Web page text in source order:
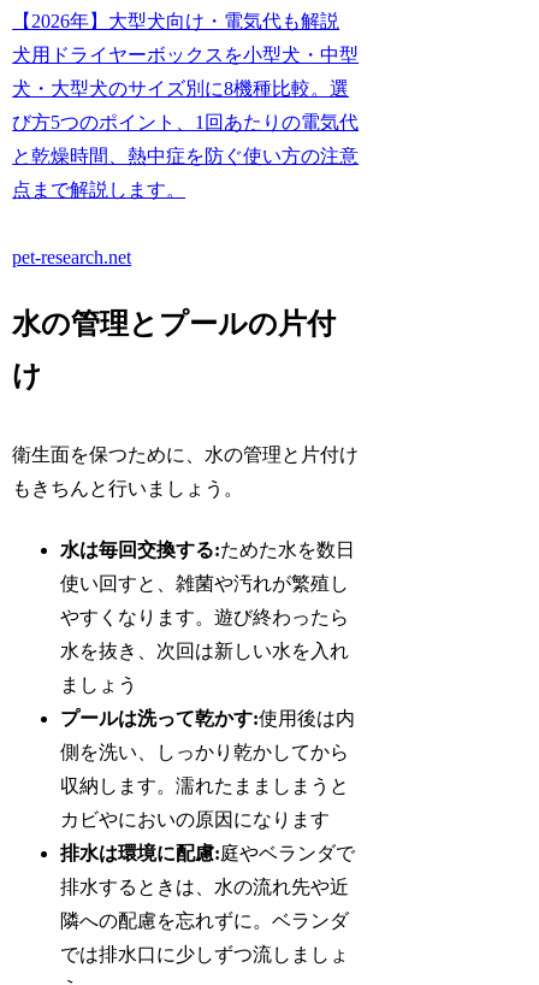
【2026年】大型犬向け・電気代も解説
犬用ドライヤーボックスを小型犬・中型
犬・大型犬のサイズ別に8機種比較。選
び方5つのポイント、1回あたりの電気代
と乾燥時間、熱中症を防ぐ使い方の注意
点まで解説します。
pet-research.net
水の管理とプールの片付
け
衛生面を保つために、水の管理と片付け
もきちんと行いましょう。
水は毎回交換する:ためた水を数日
使い回すと、雑菌や汚れが繁殖し
やすくなります。遊び終わったら
水を抜き、次回は新しい水を入れ
ましょう
プールは洗って乾かす:使用後は内
側を洗い、しっかり乾かしてから
収納します。濡れたまましまうと
カビやにおいの原因になります
排水は環境に配慮:庭やベランダで
排水するときは、水の流れ先や近
隣への配慮を忘れずに。ベランダ
では排水口に少しずつ流しましょ